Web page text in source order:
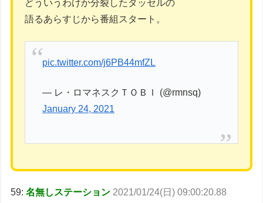
どういうわけか分裂したタッセルの
語るあらすじから番組スタート。
pic.twitter.com/j6PB44mfZL
— レ・ロマネスクＴＯＢＩ (@rmnsq)
January 24, 2021
59:名無しステーション 2021/01/24(日) 09:00:20.88